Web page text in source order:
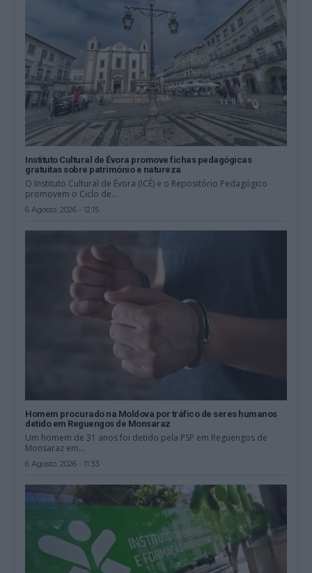
Instituto Cultural de Évora promove fichas pedagógicas
gratuitas sobre património e natureza
O Instituto Cultural de Évora (ICÉ) e o Repositório Pedagógico
promovem o Ciclo de...
6 Agosto, 2026 - 12:15
Homem procurado na Moldova por tráfico de seres humanos
detido em Reguengos de Monsaraz
Um homem de 31 anos foi detido pela PSP em Reguengos de
Monsaraz em...
6 Agosto, 2026 - 11:33